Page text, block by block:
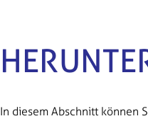
In diesem Abschnitt können